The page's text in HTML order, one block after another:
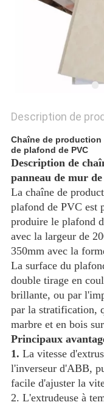
Description de
Chaîne de
de plafond de PVC
Description de
panneau de mur
La chaîne de
plafond de PVC est
produire le plafond
avec la largeur de
350mm avec la
La surface du
double tirage en
brillante, ou par
par la stratification,
marbre et en bois
Principaux
1. La vitesse
l'inverseur d'ABB,
facile d'ajuster la
2. L'extrudeuse à